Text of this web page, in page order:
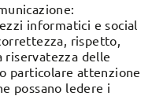
informatici e social
rispetto,
riservatezza delle
particolare attenzione
possano ledere i